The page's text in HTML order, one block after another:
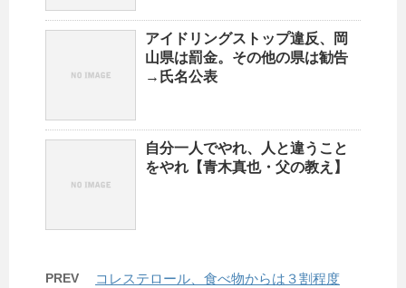
アイドリングストップ違反、岡
山県は罰金。その他の県は勧告
→氏名公表
自分一人でやれ、人と違うこと
をやれ【青木真也・父の教え】
PREV コレステロール、食べ物からは３割程度